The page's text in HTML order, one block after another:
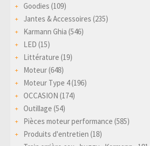
Goodies (109)
Jantes & Accessoires (235)
Karmann Ghia (546)
LED (15)
Littérature (19)
Moteur(648)
Moteur Type 4(196)
OCCASION (174)
Outillage (54)
Pièces moteur performance (585)
Produits d'entretien (18)